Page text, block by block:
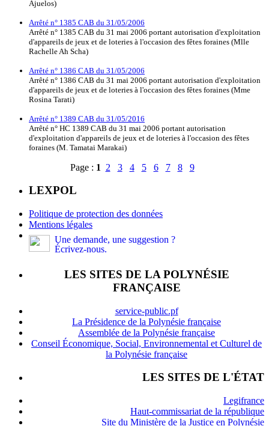
Ajuelos)
Arrêté n° 1385 CAB du 31/05/2006
Arrêté n° 1385 CAB du 31 mai 2006 portant autorisation d'exploitation
d'appareils de jeux et de loteries à l'occasion des fêtes foraines (Mlle
Rachelle Ah Scha)
Arrêté n° 1386 CAB du 31/05/2006
Arrêté n° 1386 CAB du 31 mai 2006 portant autorisation d'exploitation
d'appareils de jeux et de loteries à l'occasion des fêtes foraines (Mme
Rosina Tarati)
Arrêté n° 1389 CAB du 31/05/2016
Arrêté n° HC 1389 CAB du 31 mai 2006 portant autorisation
d'exploitation d'appareils de jeux et de loteries à l'occasion des fêtes
foraines (M. Tamatai Marakai)
Page : 1 2 3 4 5 6 7 8 9
LEXPOL
Politique de protection des données
Mentions légales
Une demande, une suggestion ?
Écrivez-nous.
LES SITES DE LA POLYNÉSIE
FRANÇAISE
service-public.pf
La Présidence de la Polynésie française
Assemblée de la Polynésie française
Conseil Économique, Social, Environnemental et Culturel de
la Polynésie française
LES SITES DE L'ÉTAT
Legifrance
Haut-commissariat de la république
Site du Ministère de la Justice en Polynésie